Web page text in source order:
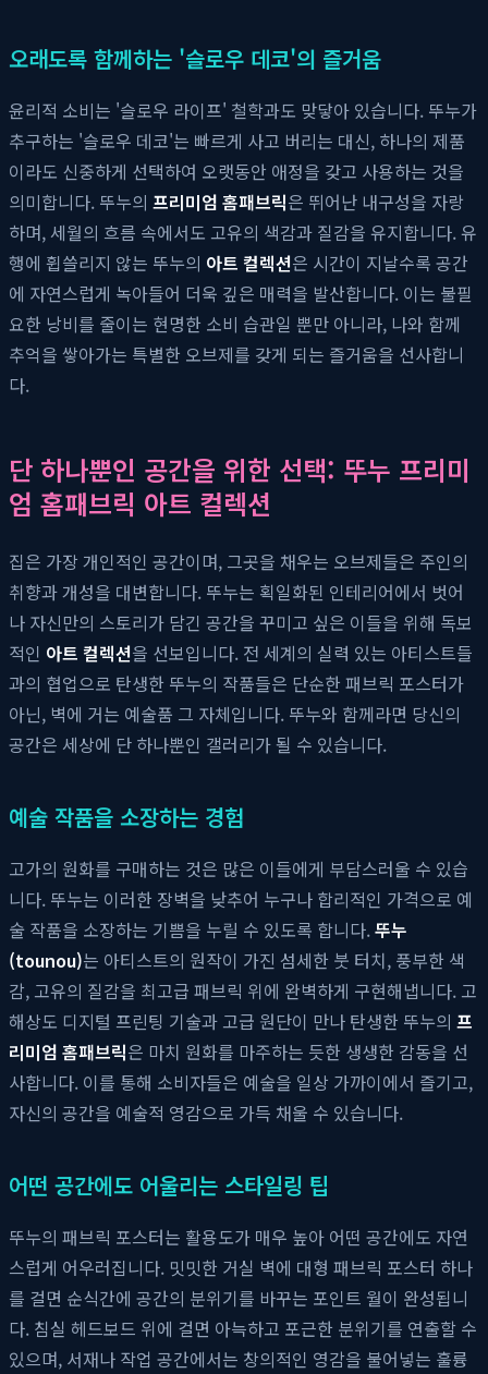
오래도록 함께하는 '슬로우 데코'의 즐거움
윤리적 소비는 '슬로우 라이프' 철학과도 맞닿아 있습니다. 뚜누가
추구하는 '슬로우 데코'는 빠르게 사고 버리는 대신, 하나의 제품
이라도 신중하게 선택하여 오랫동안 애정을 갖고 사용하는 것을
의미합니다. 뚜누의 프리미엄 홈패브릭은 뛰어난 내구성을 자랑
하며, 세월의 흐름 속에서도 고유의 색감과 질감을 유지합니다. 유
행에 휩쓸리지 않는 뚜누의 아트 컬렉션은 시간이 지날수록 공간
에 자연스럽게 녹아들어 더욱 깊은 매력을 발산합니다. 이는 불필
요한 낭비를 줄이는 현명한 소비 습관일 뿐만 아니라, 나와 함께
추억을 쌓아가는 특별한 오브제를 갖게 되는 즐거움을 선사합니
다.
단 하나뿐인 공간을 위한 선택: 뚜누 프리미
엄 홈패브릭 아트 컬렉션
집은 가장 개인적인 공간이며, 그곳을 채우는 오브제들은 주인의
취향과 개성을 대변합니다. 뚜누는 획일화된 인테리어에서 벗어
나 자신만의 스토리가 담긴 공간을 꾸미고 싶은 이들을 위해 독보
적인 아트 컬렉션을 선보입니다. 전 세계의 실력 있는 아티스트들
과의 협업으로 탄생한 뚜누의 작품들은 단순한 패브릭 포스터가
아닌, 벽에 거는 예술품 그 자체입니다. 뚜누와 함께라면 당신의
공간은 세상에 단 하나뿐인 갤러리가 될 수 있습니다.
예술 작품을 소장하는 경험
고가의 원화를 구매하는 것은 많은 이들에게 부담스러울 수 있습
니다. 뚜누는 이러한 장벽을 낮추어 누구나 합리적인 가격으로 예
술 작품을 소장하는 기쁨을 누릴 수 있도록 합니다.뚜누
(tounou)는 아티스트의 원작이 가진 섬세한 붓 터치, 풍부한 색
감, 고유의 질감을 최고급 패브릭 위에 완벽하게 구현해냅니다. 고
해상도 디지털 프린팅 기술과 고급 원단이 만나 탄생한 뚜누의 프
리미엄 홈패브릭은 마치 원화를 마주하는 듯한 생생한 감동을 선
사합니다. 이를 통해 소비자들은 예술을 일상 가까이에서 즐기고,
자신의 공간을 예술적 영감으로 가득 채울 수 있습니다.
어떤 공간에도 어울리는 스타일링 팁
뚜누의 패브릭 포스터는 활용도가 매우 높아 어떤 공간에도 자연
스럽게 어우러집니다. 밋밋한 거실 벽에 대형 패브릭 포스터 하나
를 걸면 순식간에 공간의 분위기를 바꾸는 포인트 월이 완성됩니
다. 침실 헤드보드 위에 걸면 아늑하고 포근한 분위기를 연출할 수
있으며, 서재나 작업 공간에서는 창의적인 영감을 불어넣는 훌륭